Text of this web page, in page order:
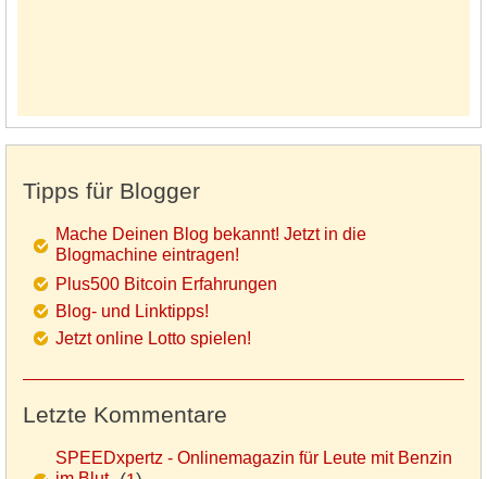
Tipps für Blogger
Mache Deinen Blog bekannt! Jetzt in die
Blogmachine eintragen!
Plus500 Bitcoin Erfahrungen
Blog- und Linktipps!
Jetzt online Lotto spielen!
Letzte Kommentare
SPEEDxpertz - Onlinemagazin für Leute mit Benzin